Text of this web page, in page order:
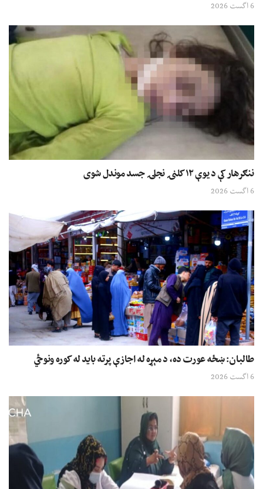
6 اگست 2026
ننګرهار کې د یوې ۱۲ کلنۍ نجلۍ جسد موندل شوی
6 اگست 2026
طالبان: ښځه عورت ده، د مېړه له اجازې پرته باید له کوره ونوځي
6 اگست 2026